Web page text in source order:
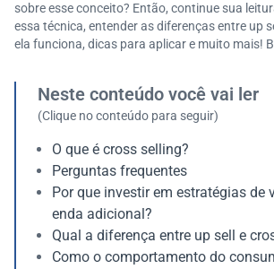
sobre esse conceito? Então, continue sua
essa técnica, entender as diferenças entre up
ela funciona, dicas para aplicar e muito mais!
Neste conteúdo você vai ler
(Clique no conteúdo para seguir)
O que é cross selling?
Perguntas frequentes
Por que investir em estratégias de
enda adicional?
Qual a diferença entre up sell e
Como o comportamento do